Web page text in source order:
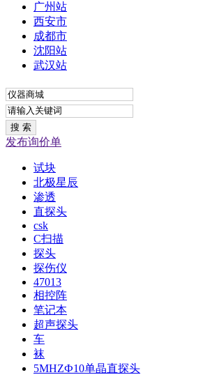
广州站
西安市
成都市
沈阳站
武汉站
发布询价单
试块
北极星辰
渗透
直探头
csk
C扫描
探头
探伤仪
47013
相控阵
笔记本
超声探头
车
袜
5MHZФ10单晶直探头